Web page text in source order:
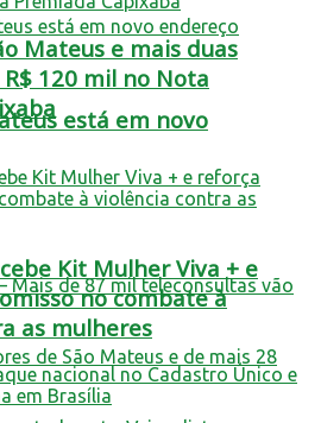
está em novo
Mateus e mais duas
120 mil no Nota
Kit Mulher Viva + e
no combate à
as mulheres